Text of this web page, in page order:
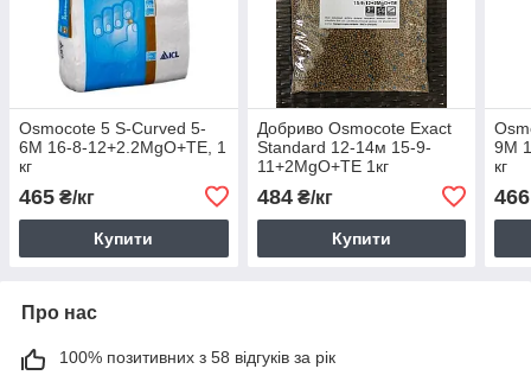
Osmocote 5 S-Curved 5-
6M 16-8-12+2.2MgO+TE, 1
кг
465 ₴/кг
Купити
Добриво Osmocote Exact
Standard 12-14м 15-9-
11+2MgO+TE 1кг
484₴/кг
Купити
9M
кг
466
Про нас
100% позитивних з 58 відгуків за рік